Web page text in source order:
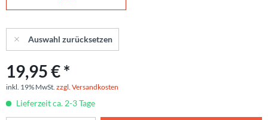
Auswahl zurücksetzen
19,95 € *
inkl. 19% MwSt. zzgl. Versandkosten
Lieferzeit ca. 2-3 Tage